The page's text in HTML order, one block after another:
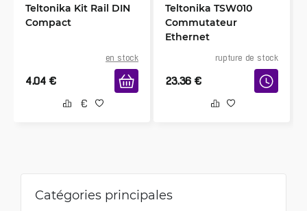
Teltonika Kit Rail DIN
Compact
en stock
4.04 €
Teltonika TSW010
Commutateur
Ethernet
rupture de stock
23.36 €
Catégories principales